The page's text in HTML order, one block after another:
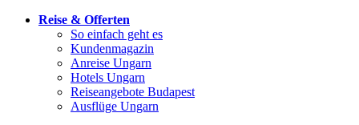
Reise & Offerten
So einfach geht es
Kundenmagazin
Anreise Ungarn
Hotels Ungarn
Reiseangebote Budapest
Ausflüge Ungarn